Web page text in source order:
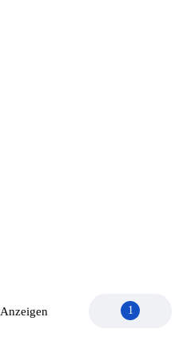
Anzeigen 1